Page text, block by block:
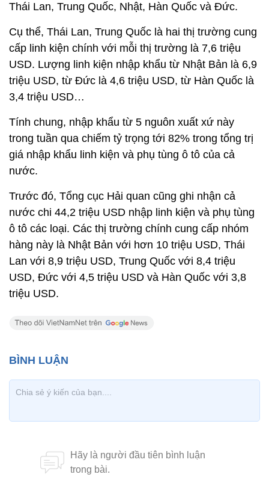
Thái Lan, Trung Quốc, Nhật, Hàn Quốc và Đức.
Cụ thể, Thái Lan, Trung Quốc là hai thị trường cung
cấp linh kiện chính với mỗi thị trường là 7,6 triệu
USD. Lượng linh kiện nhập khẩu từ Nhật Bản là 6,9
triệu USD, từ Đức là 4,6 triệu USD, từ Hàn Quốc là
3,4 triệu USD…
Tính chung, nhập khẩu từ 5 nguôn xuất xứ này
trong tuần qua chiếm tỷ trọng tới 82% trong tổng trị
giá nhập khẩu linh kiện và phụ tùng ô tô của cả
nước.
Trước đó, Tổng cục Hải quan cũng ghi nhận cả
nước chi 44,2 triệu USD nhập linh kiện và phụ tùng
ô tô các loại. Các thị trường chính cung cấp nhóm
hàng này là Nhật Bản với hơn 10 triệu USD, Thái
Lan với 8,9 triệu USD, Trung Quốc với 8,4 triệu
USD, Đức với 4,5 triệu USD và Hàn Quốc với 3,8
triệu USD.